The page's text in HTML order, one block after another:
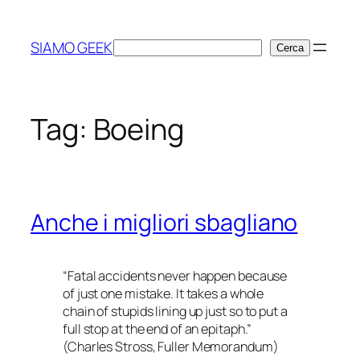
contenuto
SIAMO GEEKCerca Cerca
Tag: Boeing
Anche i migliori sbagliano
“Fatal accidents never happen because
of just one mistake. It takes a whole
chain of stupids lining up justsoto put a
full stop at the end of an epitaph.”
(Charles Stross,Fuller Memorandum)